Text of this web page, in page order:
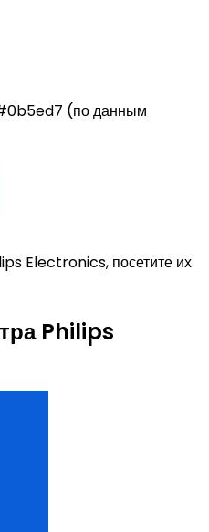
(по данным
Electronics, посетите их
Philips